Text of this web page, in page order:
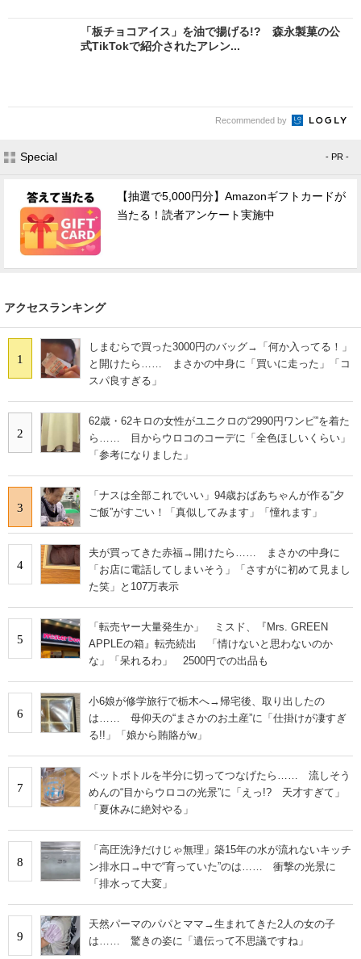
「板チョコアイス」を油で揚げる!? 森永製菓の公
式TikTokで紹介されたアレン...
Recommended by
Special - PR -
【抽選で5,000円分】Amazonギフトカードが
当たる！読者アンケート実施中
アクセスランキング
1
しまむらで買った3000円のバッグ→「何か入ってる！」
と開けたら…… まさかの中身に「買いに走った」「コ
スパ良すぎる」
2
62歳・62キロの女性がユニクロの“2990円ワンピ”を着た
ら…… 目からウロコのコーデに「全色ほしいくらい」
「参考になりました」
3
「ナスは全部これでいい」94歳おばあちゃんが作る“夕
ご飯”がすごい！「真似してみます」「憧れます」
4
夫が買ってきた赤福→開けたら…… まさかの中身に
「お店に電話してしまいそう」「さすがに初めて見まし
た笑」と107万表示
5
「転売ヤー大量発生か」 ミスド、『Mrs. GREEN
APPLEの箱』転売続出 「情けないと思わないのか
な」「呆れるわ」 2500円での出品も
6
小6娘が修学旅行で栃木へ→帰宅後、取り出したの
は…… 母仰天の“まさかのお土産”に「仕掛けが凄すぎ
る!!」「娘から賄賂がw」
7
ペットボトルを半分に切ってつなげたら…… 流しそう
めんの“目からウロコの光景”に「えっ!? 天才すぎて」
「夏休みに絶対やる」
8
「高圧洗浄だけじゃ無理」築15年の水が流れないキッチ
ン排水口→中で“育っていた”のは…… 衝撃の光景に
「排水って大変」
9
天然パーマのパパとママ→生まれてきた2人の女の子
は…… 驚きの姿に「遺伝って不思議ですね」